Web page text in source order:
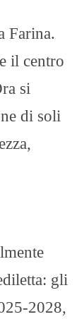
Farina.
il centro
si
di soli
gli
2028,